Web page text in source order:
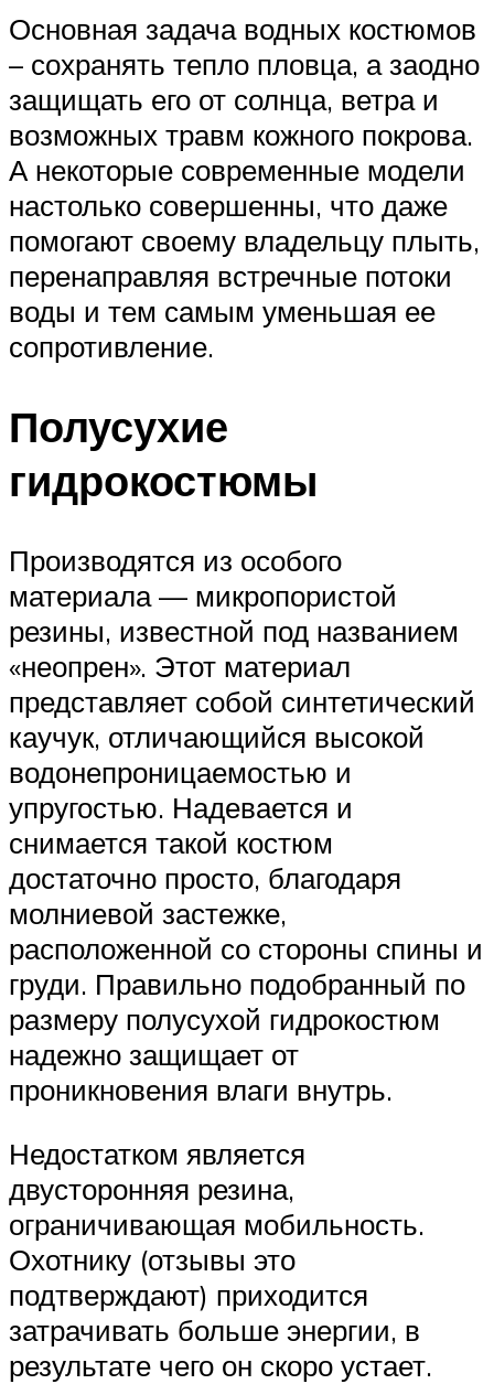
Основная задача водных костюмов
– сохранять тепло пловца, а заодно
защищать его от солнца, ветра и
возможных травм кожного покрова.
А некоторые современные модели
настолько совершенны, что даже
помогают своему владельцу плыть,
перенаправляя встречные потоки
воды и тем самым уменьшая ее
сопротивление.
Полусухие
гидрокостюмы
Производятся из особого
материала — микропористой
резины, известной под названием
«неопрен». Этот материал
представляет собой синтетический
каучук, отличающийся высокой
водонепроницаемостью и
упругостью. Надевается и
снимается такой костюм
достаточно просто, благодаря
молниевой застежке,
расположенной со стороны спины и
груди. Правильно подобранный по
размеру полусухой гидрокостюм
надежно защищает от
проникновения влаги внутрь.
Недостатком является
двусторонняя резина,
ограничивающая мобильность.
Охотнику (отзывы это
подтверждают) приходится
затрачивать больше энергии, в
результате чего он скоро устает.